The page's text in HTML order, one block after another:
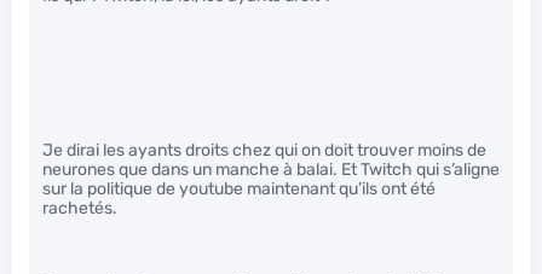
Je dirai les ayants droits chez qui on doit trouver moins de
neurones que dans un manche à balai. Et Twitch qui s’aligne
sur la politique de youtube maintenant qu’ils ont été
rachetés.